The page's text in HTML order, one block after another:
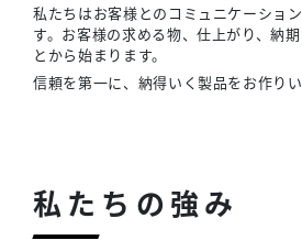
私たちはお客様とのコミュニケーショ
す。お客様の求める物、仕上がり、納
とから始まります。
信頼を第一に、納得いく製品をお作りい
私たちの強み